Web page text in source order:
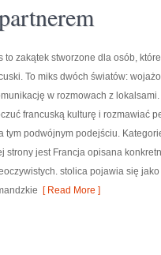
to zakątek stworzone dla osób,
To miks dwóch światów:
w rozmowach z
francuską kulturę i rozmawiać
tym podwójnym podejściu.
strony jest Francja opisana
stolica pojawia się
[ Read More ]